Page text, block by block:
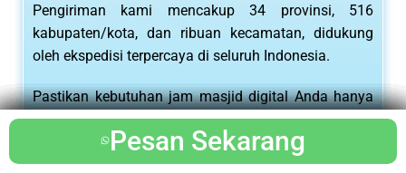
Pesan Sekarang
Pesan Sekarang
Pengiriman kami mencakup 34 provinsi, 516
kabupaten/kota, dan ribuan kecamatan, didukung
oleh ekspedisi terpercaya di seluruh Indonesia.
Pastikan kebutuhan jam masjid digital Anda hanya
dari kami untuk jaminan kualitas terbaik.
Pesan Sekarang
Pesan Sekarang
Pesan Sekarang
Pesan Sekarang
Pesan Sekarang
Pesan Sekarang
Pesan Sekarang
Pesan Sekarang